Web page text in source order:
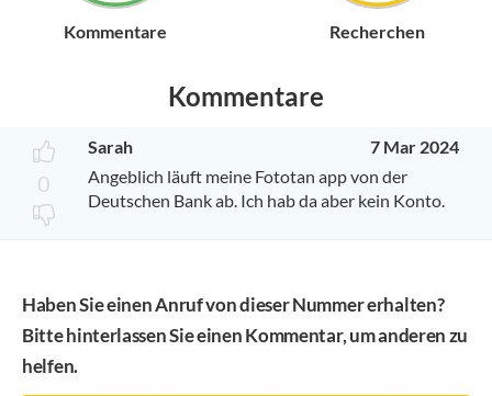
Kommentare Recherchen
Kommentare
0
Sarah
7 Mar 2024
Angeblich läuft meine Fototan app von der
Deutschen Bank ab. Ich hab da aber kein Konto.
Haben Sie einen Anruf von dieser Nummer erhalten?
Bitte hinterlassen Sie einen Kommentar, um anderen zu
helfen.